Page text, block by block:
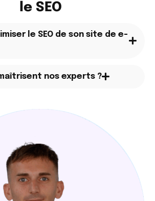
le SEO
le SEO de son site de e-
nos experts ?